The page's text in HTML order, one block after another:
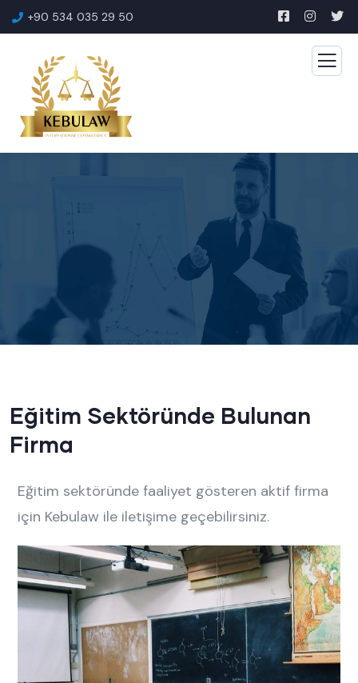
+90 534 035 29 50
Eğitim Sektöründe Bulunan
Firma
Eğitim sektöründe faaliyet gösteren aktif firma
için Kebulaw ile iletişime geçebilirsiniz.